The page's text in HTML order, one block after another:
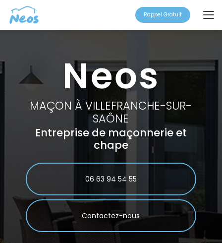
contenu
principal
Rappel Gratuit
MAÇON À VILLEFRANCHE-SUR-
SAÔNE
Entreprise de maçonnerie et
chape
06 63 94 54 55
Contactez-nous